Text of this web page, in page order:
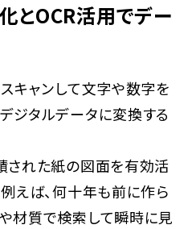
とOCR活用でデー
キャンして文字や数字を
ジタルデータに変換する
された紙の図面を有効活
えば、何十年も前に作ら
材質で検索して瞬時に見